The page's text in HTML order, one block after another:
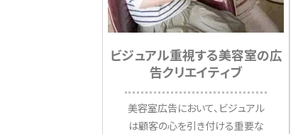
ビジュアル重視する美容室の広
告クリエイティブ
美容室広告において、ビジュアル
は顧客の心を引き付ける重要な